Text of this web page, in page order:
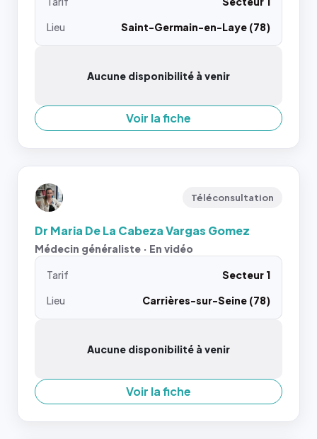
Lieu
Saint-Germain-en-Laye (78)
Aucune disponibilité à venir
Voir la fiche
Téléconsultation
Dr Maria De La Cabeza Vargas Gomez
Médecin généraliste · En vidéo
Tarif
Secteur 1
Lieu
Carrières-sur-Seine (78)
Aucune disponibilité à venir
Voir la fiche